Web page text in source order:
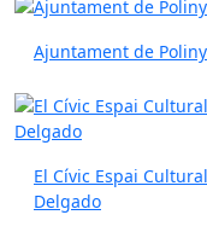
Ajuntament de
El Cívic Espai
Delgado